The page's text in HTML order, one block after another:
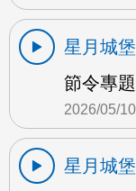
星月城堡
節令專
2026/05/10
星月城堡